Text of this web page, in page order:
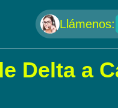
Llámenos:
Delta a